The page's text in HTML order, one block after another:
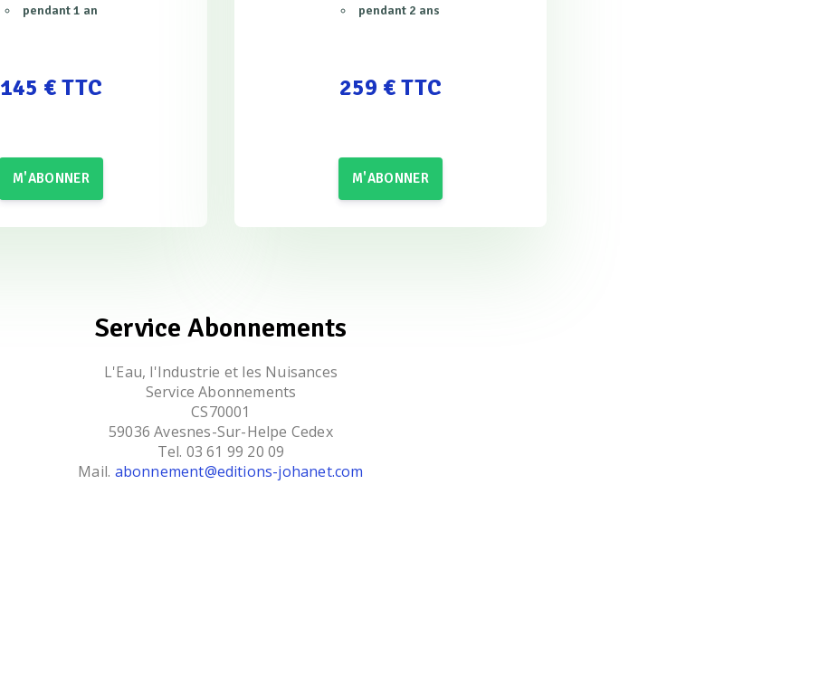
pendant 1 an
145 € TTC
M'ABONNER
pendant 2 ans
259 € TTC
M'ABONNER
Service Abonnements
L'Eau, l'Industrie et les Nuisances
Service Abonnements
CS70001
59036 Avesnes-Sur-Helpe Cedex
Tel. 03 61 99 20 09
Mail. abonnement@editions-johanet.com